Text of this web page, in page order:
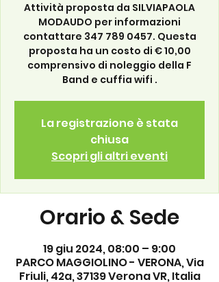
Attività proposta da SILVIAPAOLA
MODAUDO per informazioni
contattare 347 789 0457. Questa
proposta ha un costo di € 10,00
comprensivo di noleggio della F
Band e cuffia wifi .
La registrazione è stata
chiusa
Scopri gli altri eventi
Orario & Sede
19 giu 2024, 08:00 – 9:00
PARCO MAGGIOLINO - VERONA, Via
Friuli, 42a, 37139 Verona VR, Italia